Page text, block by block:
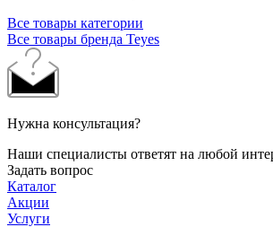
Все товары категории
Все товары бренда Teyes
Нужна консультация?
Наши специалисты ответят на любой
Задать вопрос
Каталог
Акции
Услуги